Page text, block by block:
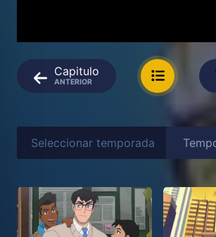
Capitulo
ANTERIOR
Seleccionar temporada